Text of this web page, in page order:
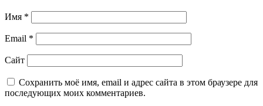
Имя *
Email *
Сайт
Сохранить моё имя, email и адрес сайта в этом браузере для
последующих моих комментариев.